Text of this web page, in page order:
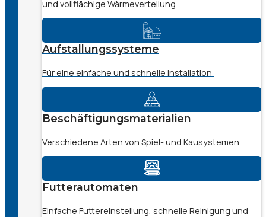
und vollflächige Wärmeverteilung
Aufstallungssysteme
Für eine einfache und schnelle Installation
Beschäftigungsmaterialien
Verschiedene Arten von Spiel- und Kausystemen
Futterautomaten
Einfache Futtereinstellung, schnelle Reinigung und